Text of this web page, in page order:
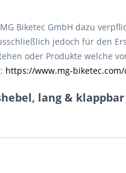
Biketec GmbH dazu
jedoch für den
oder Produkte welche
https://www.mg-
lang & klappbar